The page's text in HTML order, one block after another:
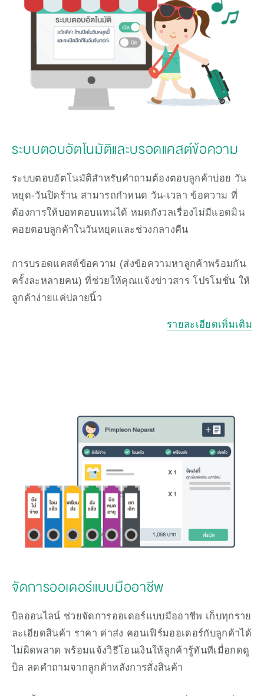
ระบบตอบอัตโนมัติและบรอดแคสต์ข้อความ
ระบบตอบอัตโนมัติสำหรับคำถามต้องตอบลูกค้าบ่อย วัน
หยุด-วันปิดร้าน สามารถกำหนด วัน-เวลา ข้อความ ที่
ต้องการให้บอทตอบแทนได้ หมดกังวลเรื่องไม่มีแอดมิน
คอยตอบลูกค้าในวันหยุดและช่วงกลางคืน
การบรอดแคสต์ข้อความ (ส่งข้อความหาลูกค้าพร้อมกัน
ครั้งละหลายคน) ที่ช่วยให้คุณแจ้งข่าวสาร โปรโมชั่น ให้
ลูกค้าง่ายแค่ปลายนิ้ว
รายละเอียดเพิ่มเติม
จัดการออเดอร์แบบมืออาชีพ
บิลออนไลน์ ช่วยจัดการออเดอร์แบบมืออาชีพ เก็บทุกราย
ละเอียดสินค้า ราคา ค่าส่ง คอนเฟิร์มออเดอร์กับลูกค้าได้
ไม่ผิดพลาด พร้อมแจ้งวิธีโอนเงินให้ลูกค้ารู้ทันทีเมื่อกดดู
บิล ลดคำถามจากลูกค้าหลังการสั่งสินค้า